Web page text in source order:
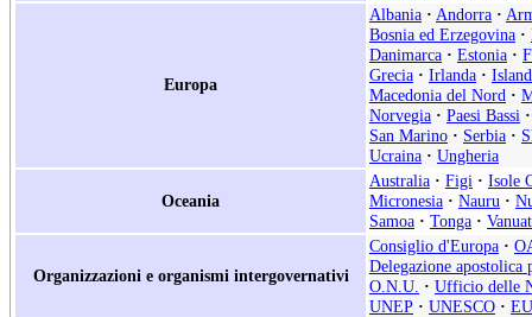
Europa
Albania · Andorra ·
Bosnia ed Erzegovina ·
Danimarca · Estonia ·
Grecia · Irlanda ·
Macedonia del Nord ·
Norvegia · Paesi Bassi ·
San Marino · Serbia ·
Ucraina · Ungheria
Oceania
Australia · Figi · Isole
Micronesia · Nauru ·
Samoa · Tonga ·
Organizzazioni e organismi intergovernativi
Consiglio d'Europa ·
Delegazione
O.N.U. · Ufficio delle
UNEP · UNESCO · EU